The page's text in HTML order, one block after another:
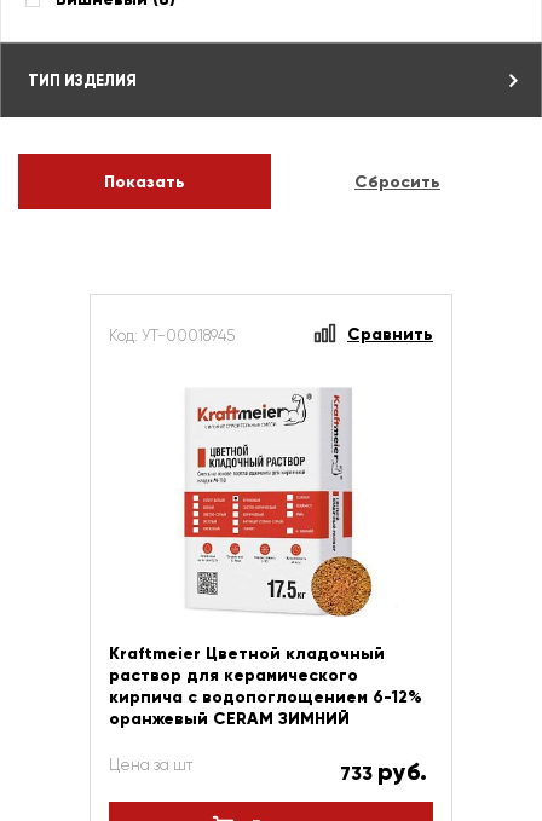
ТИП ИЗДЕЛИЯ
Код: УТ-00018945 Сравнить
Kraftmeier Цветной кладочный
раствор для керамического
кирпича с водопоглощением 6-12%
оранжевый CERAM ЗИМНИЙ
Цена за шт 733 руб.